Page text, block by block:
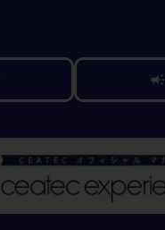
campaign